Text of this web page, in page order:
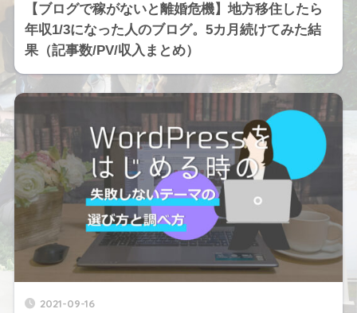
【ブログで稼がないと離婚危機】地方移住したら
年収1/3になった人のブログ。5カ月続けてみた結
果（記事数/PV/収入まとめ）
2021-09-16